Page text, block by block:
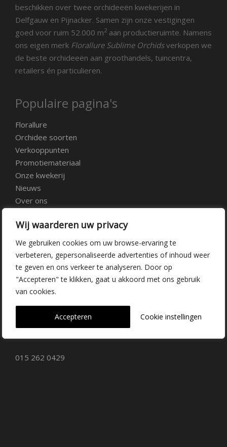
Wij waarderen uw privacy
We gebruiken cookies om uw browse-ervaring te
verbeteren, gepersonaliseerde advertenties of inhoud weer
te geven en ons verkeer te analyseren. Door op
"Accepteren" te klikken, gaat u akkoord met ons gebruik
van cookies.
Cookie instellingen
Accepteren
beschikken over twee orchideeën kwekerijen in
Delfgauw en Pijnacker. Samen zijn onze vestigingen
goed voor ruim 52.000 m2 aan productieruimte. Namens
ons eigen merk Florallure Sublime Orchidsverkopen we
de beste orchideeën aan groothandels, tuincentra,
retailers én particulieren.
Populaire pagina's
Florallure
Orchidee soorten
Verkooppunten
Promotiemateriaal
Onze kwekerij
Nieuws
Over ons
Vacatures
Contact
Kwekerij Delfgauw
Vrederustlaan 10
2645 AW Delfgauw
015 262 0429